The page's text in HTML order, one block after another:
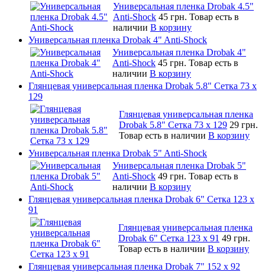
Универсальная пленка Drobak 4.5"
Anti-Shock 45 грн. Товар есть в
наличии В корзину
Универсальная пленка Drobak 4" Anti-Shock
Универсальная пленка Drobak 4"
Anti-Shock 45 грн. Товар есть в
наличии В корзину
Глянцевая универсальная пленка Drobak 5.8" Сетка 73 x
129
Глянцевая универсальная пленка
Drobak 5.8" Сетка 73 x 129 29 грн.
Товар есть в наличии В корзину
Универсальная пленка Drobak 5" Anti-Shock
Универсальная пленка Drobak 5"
Anti-Shock 49 грн. Товар есть в
наличии В корзину
Глянцевая универсальная пленка Drobak 6" Сетка 123 х
91
Глянцевая универсальная пленка
Drobak 6" Сетка 123 х 91 49 грн.
Товар есть в наличии В корзину
Глянцевая универсальная пленка Drobak 7" 152 x 92